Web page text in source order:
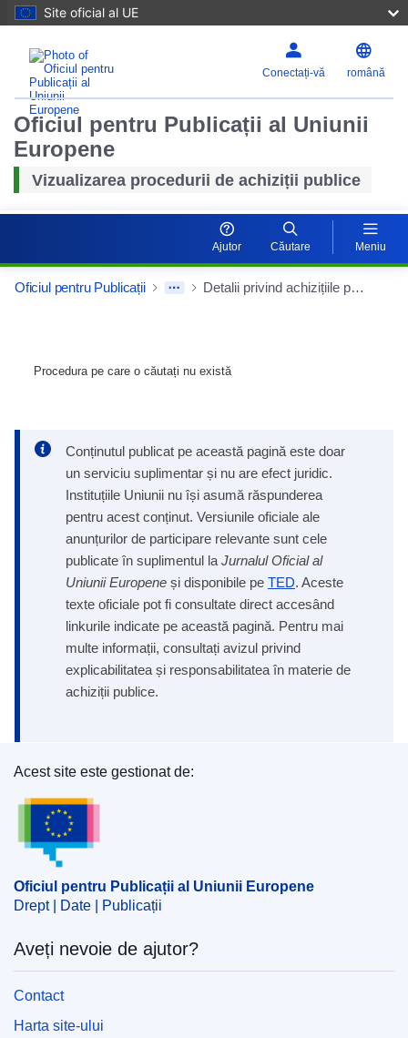
Site oficial al UE
Conectați-vă română
Oficiul pentru Publicații al Uniunii
Europene
Vizualizarea procedurii de achiziții publice
Ajutor Căutare Meniu
Oficiul pentru Publicații Detalii privind achizițiile publice
Procedura pe care o căutați nu există
Conținutul publicat pe această pagină este doar
un serviciu suplimentar și nu are efect juridic.
Instituțiile Uniunii nu își asumă răspunderea
pentru acest conținut. Versiunile oficiale ale
anunțurilor de participare relevante sunt cele
publicate în suplimentul la Jurnalul Oficial al
Uniunii Europene și disponibile pe TED. Aceste
texte oficiale pot fi consultate direct accesând
linkurile indicate pe această pagină. Pentru mai
multe informații, consultați avizul privind
explicabilitatea și responsabilitatea în materie de
achiziții publice.
Oficiul pentru Publicații al Uniunii Europene
Acest site este gestionat de:
Oficiul pentru Publicații al Uniunii Europene
Drept | Date | Publicații
Aveți nevoie de ajutor?
Contact
Harta site-ului